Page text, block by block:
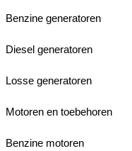
Benzine generatoren
Diesel generatoren
Losse generatoren
Motoren en toebehoren
Benzine motoren